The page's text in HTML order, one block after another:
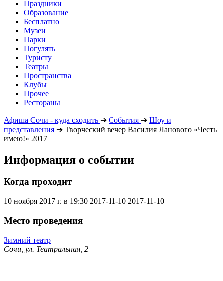
Праздники
Образование
Бесплатно
Музеи
Парки
Погулять
Туристу
Театры
Пространства
Клубы
Прочее
Рестораны
Афиша Сочи - куда сходить ➔ События ➔ Шоу и
представления ➔ Творческий вечер Василия Ланового «Честь
имею!» 2017
Информация о событии
Когда проходит
10 ноября 2017 г. в 19:30 2017-11-10 2017-11-10
Место проведения
Зимний театр
Сочи, ул. Театральная, 2